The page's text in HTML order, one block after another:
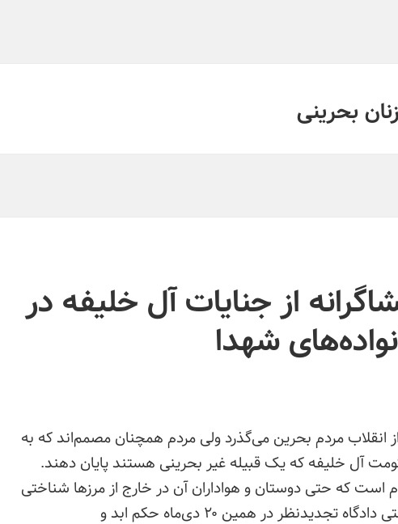
بحرینی
از جنایات آل خلیفه در
شهدا
حدود ۲۳ ماه از انقلاب مردم بحرین می‌گذرد ولی مردم همچنان مصمم‌اند که به
ساله حکومت آل خلیفه که یک قبیله غیر بحرینی هستند پایان دهند.
است که حتی دوستان و هواداران آن در خارج از مرزها شناختی
از آنها ندارند و حتی وقتی دادگاه تجدیدنظر در همین ۲۰ دی‌ماه حکم ابد و